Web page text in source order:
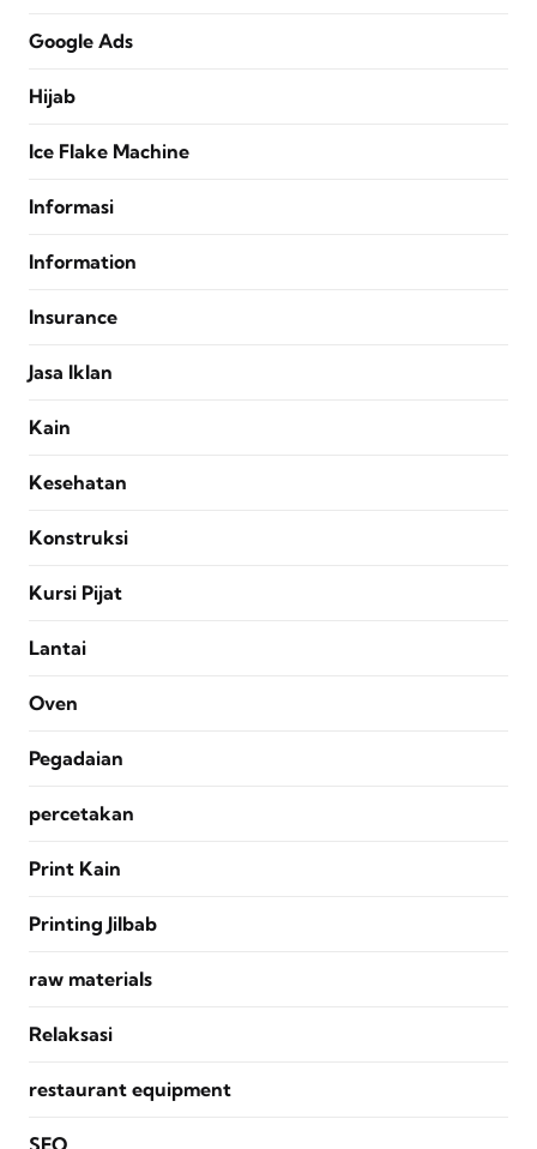
Google Ads
Hijab
Ice Flake Machine
Informasi
Information
Insurance
Jasa Iklan
Kain
Kesehatan
Konstruksi
Kursi Pijat
Lantai
Oven
Pegadaian
percetakan
Print Kain
Printing Jilbab
raw materials
Relaksasi
restaurant equipment